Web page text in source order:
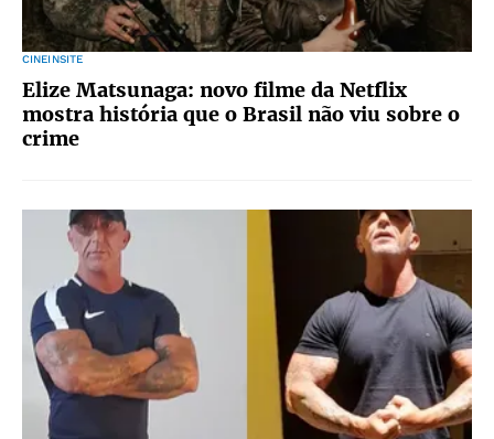
CINEINSITE
Elize Matsunaga: novo filme da Netflix
mostra história que o Brasil não viu sobre o
crime